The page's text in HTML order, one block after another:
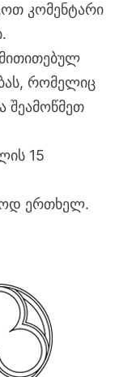
კომენტარი
მითითებულ
რომელიც
შეამოწმეთ
15
ერთხელ.